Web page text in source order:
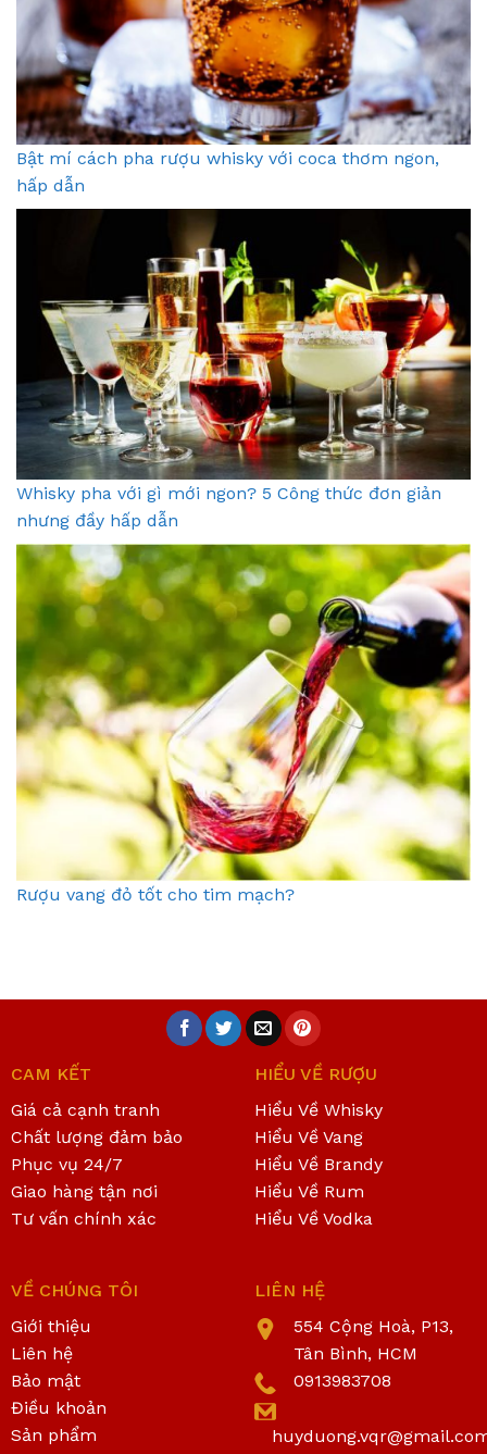
Bật mí cách pha rượu whisky với coca thơm ngon,
hấp dẫn
Whisky pha với gì mới ngon? 5 Công thức đơn giản
nhưng đầy hấp dẫn
Rượu vang đỏ tốt cho tim mạch?
CAM KẾT
Giá cả cạnh tranh
Chất lượng đảm bảo
Phục vụ 24/7
Giao hàng tận nơi
Tư vấn chính xác
HIỂU VỀ RƯỢU
Hiểu Về Whisky
Hiểu Về Vang
Hiểu Về Brandy
Hiểu Về Rum
Hiểu Về Vodka
VỀ CHÚNG TÔI
Giới thiệu
Liên hệ
Bảo mật
Điều khoản
Sản phẩm
LIÊN HỆ
554 Cộng Hoà, P13,
Tân Bình, HCM
0913983708